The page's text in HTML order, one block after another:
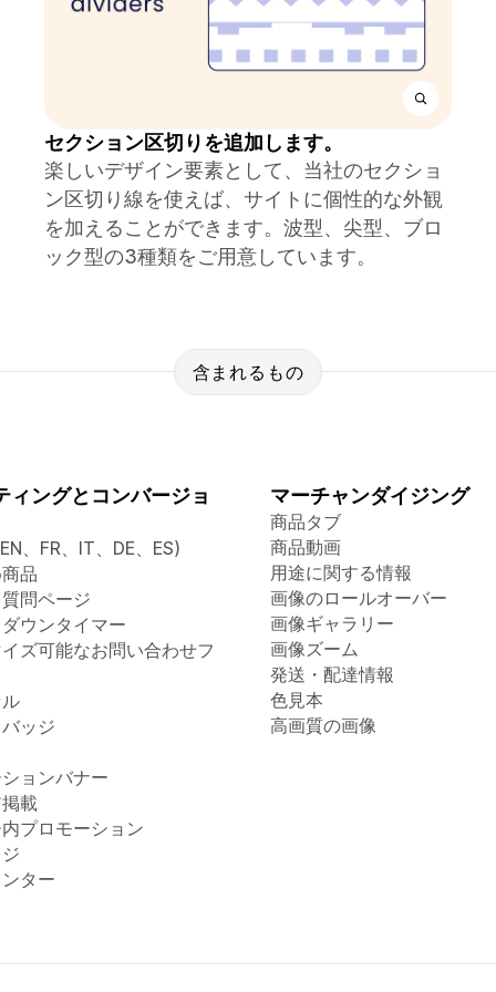
セクション区切りを追加します。
楽しいデザイン要素として、当社のセクショ
ン区切り線を使えば、サイトに個性的な外観
を加えることができます。波型、尖型、ブロ
ック型の3種類をご用意しています。
含まれるもの
ィングとコンバージョ
、FR、IT、DE、ES)
品
問ページ
ウンタイマー
ズ可能なお問い合わせフ
ッジ
ョンバナー
載
プロモーション
ター
マーチャンダイジング
商品タブ
商品動画
用途に関する情報
画像のロールオーバー
画像ギャラリー
画像ズーム
発送・配達情報
色見本
高画質の画像